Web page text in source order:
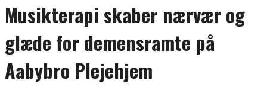
Musikterapi skaber nærvær og
glæde for demensramte på
Aabybro Plejehjem